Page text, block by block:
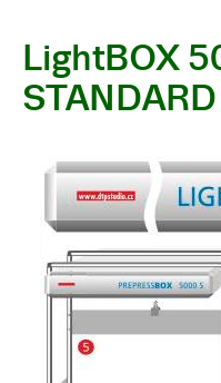
LightBOX
STANDARD